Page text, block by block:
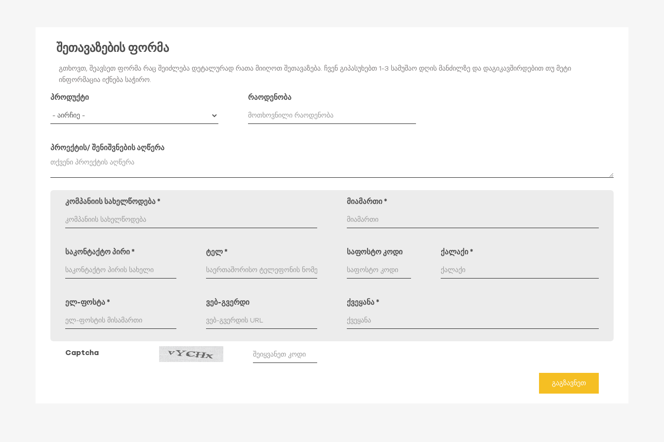
შეთავაზების ფორმა
გთხოვთ, შეავსეთ ფორმა რაც შეიძლება დეტალურად რათა მიიღოთ შეთავაზება. ჩვენ გიპასუხებთ 1-3 სამუშაო დღის მანძილზე და დაგიკავშირდებით თუ მეტი
ინფორმაცია იქნება საჭირო.
პროდუქტი რაოდენობა
პროექტის/ შენიშვნების აღწერა
კომპანიის სახელწოდება * მიამართი *
საკონტაქტო პირი * ტელ * საფოსტო კოდი ქალაქი *
ელ-ფოსტა * ვებ-გვერდი ქვეყანა *
Captcha
ᲒᲐᲒᲖᲐᲕᲜᲔᲗ